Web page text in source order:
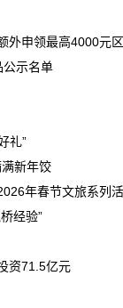
外申领最高4000元
公示名单
礼”
满新年饺
年春节文旅系列
经验”
资71.5亿元